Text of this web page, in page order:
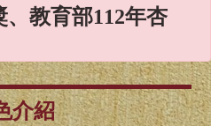
紅教授、林淑君
年度專題研究
介紹